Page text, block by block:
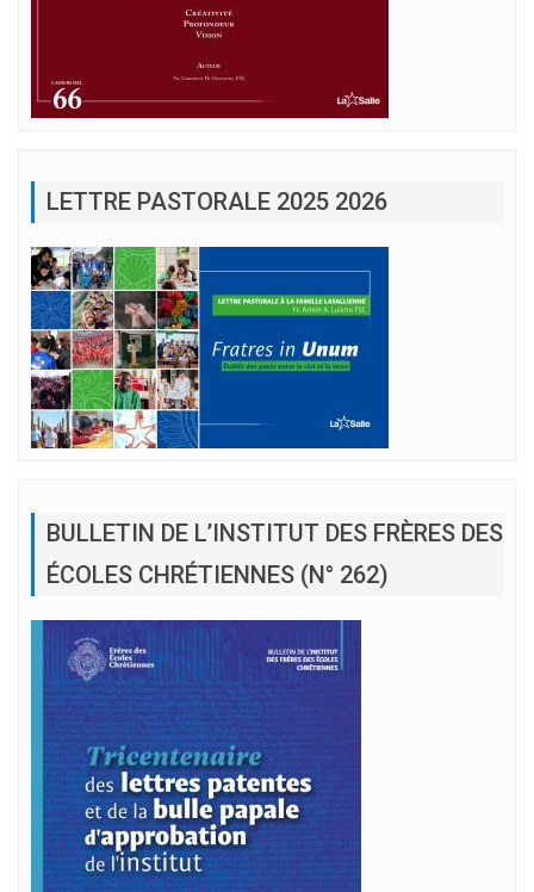
LETTRE PASTORALE 2025 2026
BULLETIN DE L’INSTITUT DES FRÈRES DES
ÉCOLES CHRÉTIENNES (N° 262)